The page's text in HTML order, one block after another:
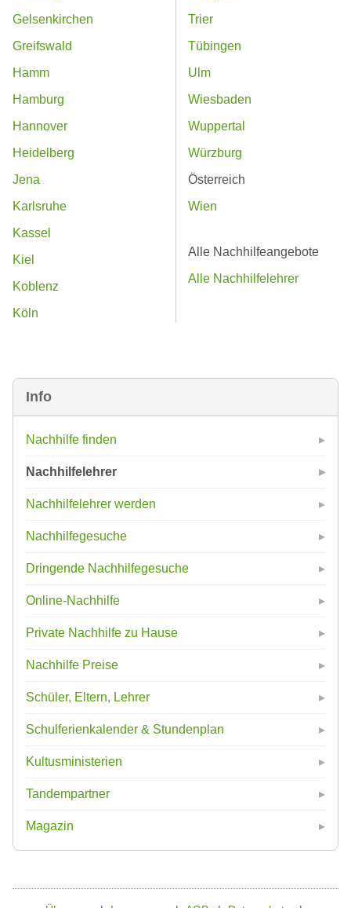
Info
Nachhilfe finden
Nachhilfelehrer
Nachhilfelehrer werden
Nachhilfegesuche
Dringende Nachhilfegesuche
Online-Nachhilfe
Private Nachhilfe zu Hause
Nachhilfe Preise
Schüler, Eltern, Lehrer
Schulferienkalender & Stundenplan
Kultusministerien
Tandempartner
Magazin
Gelsenkirchen
Greifswald
Hamm
Hamburg
Hannover
Heidelberg
Jena
Karlsruhe
Kassel
Kiel
Koblenz
Köln
Trier
Tübingen
Ulm
Wiesbaden
Wuppertal
Würzburg
Österreich
Wien
Alle Nachhilfeangebote
Alle Nachhilfelehrer